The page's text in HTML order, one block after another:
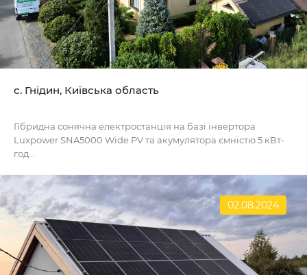
с. Гнідин, Київська область
Гібридна сонячна електростанція на базі інвертора
Luxpower SNA5000 Wide PV та акумулятора ємністю 5 кВт-
год...
02.08.2024